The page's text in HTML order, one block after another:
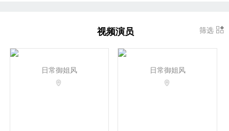
视频演员 筛选
日常御姐风 日常御姐风